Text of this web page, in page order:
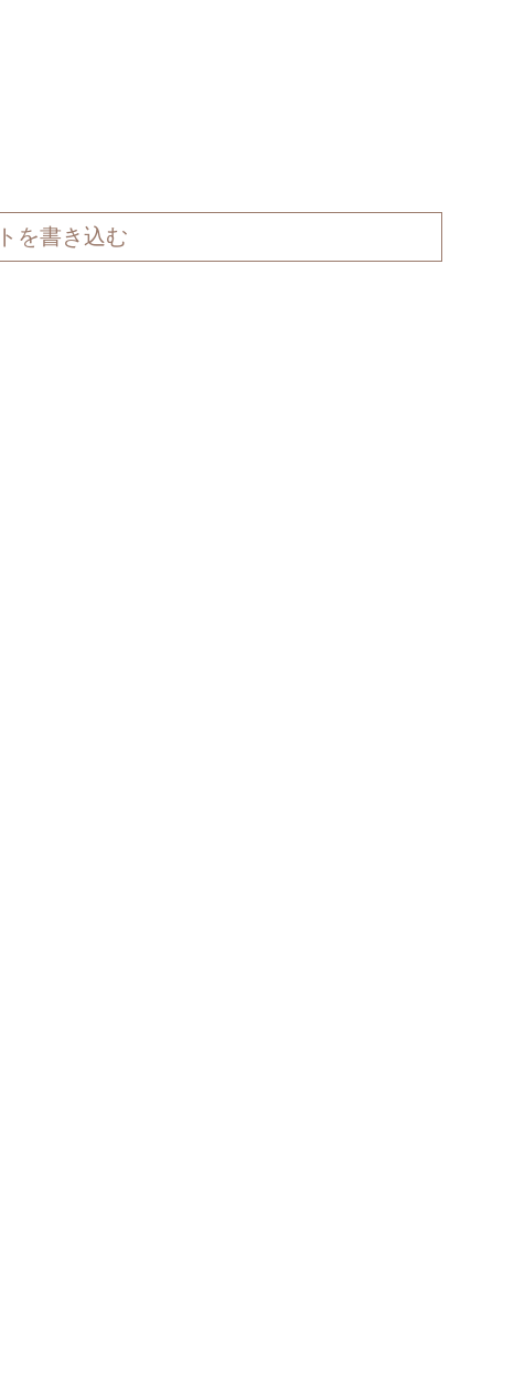
を書き込む